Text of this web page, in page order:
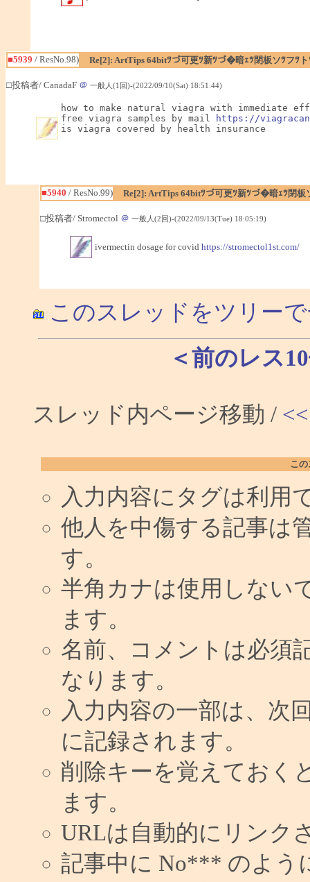
■5939 / ResNo.98) Re[2]: ArtTips 64bitﾂづ可更ﾂ新ﾂづ�暗ｪﾂ閉板ソﾂフﾂ
□投稿者/ CanadaF ＠ 一般人(1回)-(2022/09/10(Sat) 18:51:44)
how to make natural viagra with immediate
free viagra samples by mail
https://
is viagra covered by health insurance
■5940 / ResNo.99) Re[2]: ArtTips 64bitﾂづ可更ﾂ新ﾂづ�暗ｪﾂ閉
□投稿者/ Stromectol ＠ 一般人(2回)-(2022/09/13(Tue) 18:05:19)
ivermectin dosage for covid https://stromectol1st.com/
このスレッドをツリー
＜前のレス
スレッド内ページ移動 / <<
こ
入力内容にタグは利用
他人を中傷する記事は
す。
半角カナは使用しない
ます。
名前、コメントは必須
なります。
入力内容の一部は、次
に記録されます。
削除キーを覚えておく
ます。
URLは自動的にリンク
記事中に No*** のよう